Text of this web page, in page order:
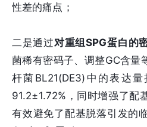
性差的痛点；
二是通过对重组SPG蛋白的
菌稀有密码子、调整GC含量
杆菌BL21(DE3)中的表达
91.2±1.72%，同时增强了配
有效避免了配基脱落引发的